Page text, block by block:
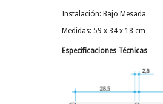
Instalación: Bajo Mesada
Medidas: 59 x 34 x 18 cm
Especificaciones Técnicas